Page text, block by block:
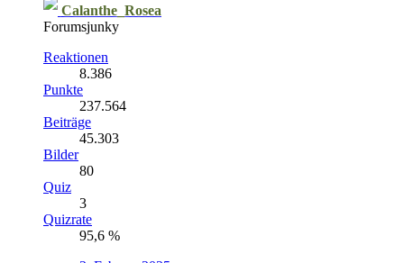
Calanthe_Rosea
Forumsjunky
Reaktionen
8.386
Punkte
237.564
Beiträge
45.303
Bilder
80
Quiz
3
Quizrate
95,6 %